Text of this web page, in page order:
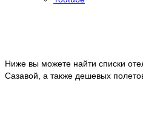
Ниже вы можете найти списки
Сазавой, а также дешевых